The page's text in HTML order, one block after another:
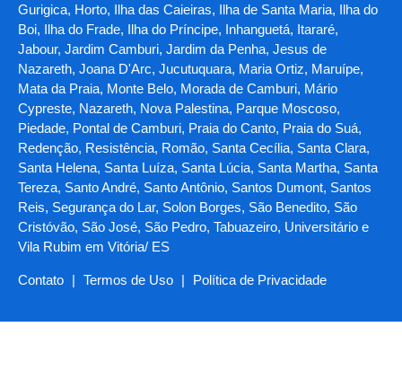
Gurigica, Horto, Ilha das Caieiras, Ilha de Santa Maria, Ilha do
Boi, Ilha do Frade, Ilha do Príncipe, Inhanguetá, Itararé,
Jabour, Jardim Camburi, Jardim da Penha, Jesus de
Nazareth, Joana D'Arc, Jucutuquara, Maria Ortiz, Maruípe,
Mata da Praia, Monte Belo, Morada de Camburi, Mário
Cypreste, Nazareth, Nova Palestina, Parque Moscoso,
Piedade, Pontal de Camburi, Praia do Canto, Praia do Suá,
Redenção, Resistência, Romão, Santa Cecília, Santa Clara,
Santa Helena, Santa Luíza, Santa Lúcia, Santa Martha, Santa
Tereza, Santo André, Santo Antônio, Santos Dumont, Santos
Reis, Segurança do Lar, Solon Borges, São Benedito, São
Cristóvão, São José, São Pedro, Tabuazeiro, Universitário e
Vila Rubim em Vitória/ ES
Contato | Termos de Uso | Política de Privacidade